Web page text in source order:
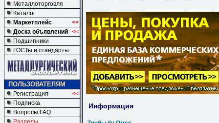
Металлоторговля
Каталог
Маркетплейс
<<
Доска объявлений <<
Подшипники
ГОСТы и стандарты
ПОЛЬЗОВАТЕЛЯМ
Регистрация
<<
Подписка
Вопросы FAQ
Разделы
Информация